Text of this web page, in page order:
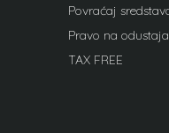
Povraćaj
Pravo na
TAX FREE